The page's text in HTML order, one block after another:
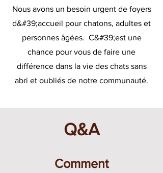
Nous avons un besoin urgent de foyers
d&#39;accueil pour chatons, adultes et
personnes âgées. C&#39;est une
chance pour vous de faire une
différence dans la vie des chats sans
abri et oubliés de notre communauté.
Q&A
Comment